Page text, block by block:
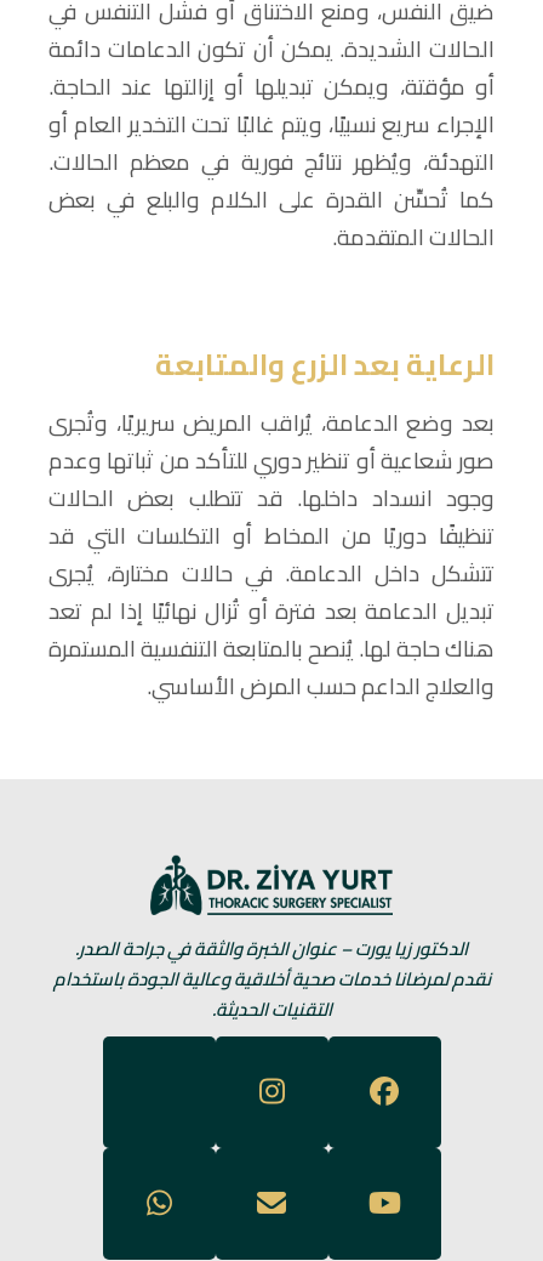
ضيق النفس، ومنع الاختناق أو فشل التنفس في
الحالات الشديدة. يمكن أن تكون الدعامات دائمة
أو مؤقتة، ويمكن تبديلها أو إزالتها عند الحاجة.
الإجراء سريع نسبيًا، ويتم غالبًا تحت التخدير العام أو
التهدئة، ويُظهر نتائج فورية في معظم الحالات.
كما تُحسِّن القدرة على الكلام والبلع في بعض
الحالات المتقدمة.
الرعاية بعد الزرع والمتابعة
بعد وضع الدعامة، يُراقب المريض سريريًا، وتُجرى
صور شعاعية أو تنظير دوري للتأكد من ثباتها وعدم
وجود انسداد داخلها. قد تتطلب بعض الحالات
تنظيفًا دوريًا من المخاط أو التكلسات التي قد
تتشكل داخل الدعامة. في حالات مختارة، يُجرى
تبديل الدعامة بعد فترة أو تُزال نهائيًا إذا لم تعد
هناك حاجة لها. يُنصح بالمتابعة التنفسية المستمرة
والعلاج الداعم حسب المرض الأساسي.
الدكتور زيا يورت – عنوان الخبرة والثقة في جراحة الصدر.
نقدم لمرضانا خدمات صحية أخلاقية وعالية الجودة باستخدام
التقنيات الحديثة.